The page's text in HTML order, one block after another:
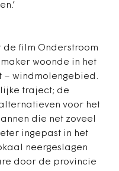
de film Onderstroom
woonde in het
– windmolengebied.
traject; de
voor het
die net zoveel
ingepast in het
neergeslagen
door de provincie